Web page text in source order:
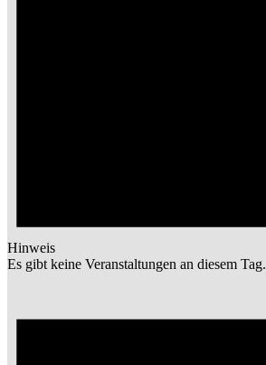
Hinweis
Es gibt keine Veranstaltungen an diesem Tag.